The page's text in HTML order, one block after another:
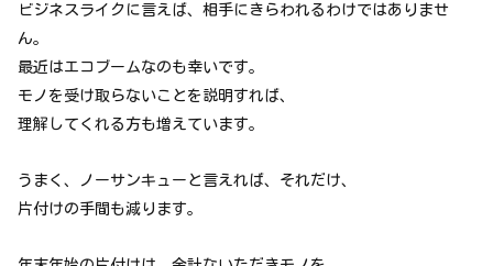
ビジネスライクに言えば、相手にきらわれるわけではありませ
ん。
最近はエコブームなのも幸いです。
モノを受け取らないことを説明すれば、
理解してくれる方も増えています。
うまく、ノーサンキューと言えれば、それだけ、
片付けの手間も減ります。